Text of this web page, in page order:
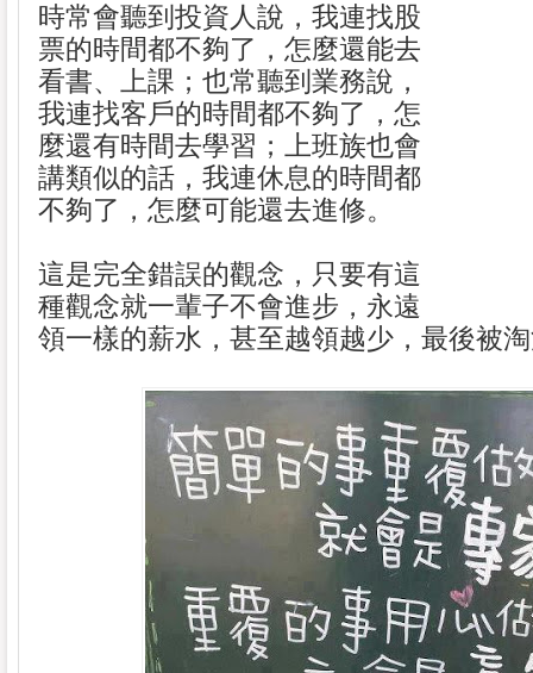
時常會聽到投資人說，我連找股
票的時間都不夠了，怎麼還能去
看書、上課；也常聽到業務說，
我連找客戶的時間都不夠了，怎
麼還有時間去學習；上班族也會
講類似的話，我連休息的時間都
不夠了，怎麼可能還去進修。
這是完全錯誤的觀念，只要有這
種觀念就一輩子不會進步，永遠
領一樣的薪水，甚至越領越少，最後被